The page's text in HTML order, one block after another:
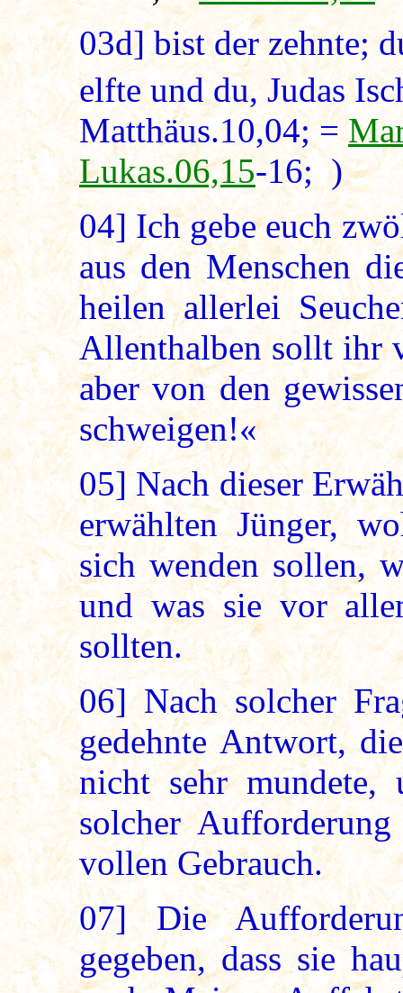
03d]bist der zehnte;
elfte und du, Judas
Matthäus.10,04; =
Lukas.06,15-16; )
04] Ich gebe euch
aus den Menschen
heilen allerlei
Allenthalben sollt ihr
aber von den
schweigen!«
05] Nach dieser
erwählten Jünger,
sich wenden sollen,
und was sie vor
sollten.
06] Nach solcher
gedehnte Antwort,
nicht sehr mundete,
solcher
vollen Gebrauch.
07] Die
gegeben, dass sie